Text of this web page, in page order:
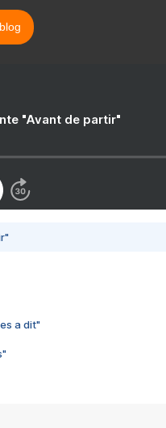
"Avant de partir"
a dit"